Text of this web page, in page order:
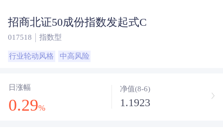
招商北证50成份指数发起式C
017518 指数型
行业轮动风格 中高风险
日涨幅
0.29%
净值(8-6)
1.1923